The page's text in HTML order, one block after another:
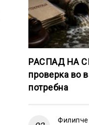
РАСПАД НА
проверка во
потребна
Филипче